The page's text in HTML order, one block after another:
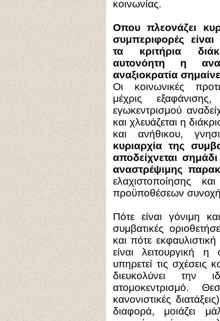
κοινωνίας.
Οπου πλεονάζει
συμπεριφορές
τα κριτήρια
αυτονόητη η
αναξιοκρατία
Οι κοινωνικές
μέχρις
εγωκεντρισμού
και χλευάζεται η
και ανήθικου,
κυριαρχία της
αποδείχνεται
αναστρέψιμης
ελαχιστοποίησης
προϋποθέσεων
Πότε είναι γόνιμη
συμβατικές
και πότε
είναι λειτουργική η
υπηρετεί τις σχέσεις
διευκολύνει την
ατομοκεντρισμό.
κανονιστικές
διαφορά, μοιάζει